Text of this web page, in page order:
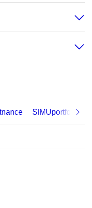
SIMUportfolio